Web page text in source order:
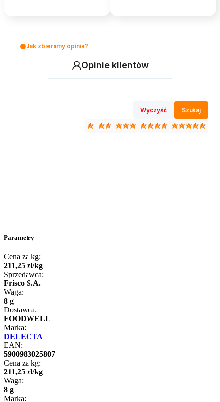
Jak zbieramy opinie?
Opinie klientów
Wyczyść Szukaj
Parametry
Cena za kg:
211,25 zł/kg
Sprzedawca:
Frisco S.A.
Waga:
8 g
Dostawca:
FOODWELL
Marka:
DELECTA
EAN:
5900983025807
Cena za kg:
211,25 zł/kg
Waga:
8 g
Marka: